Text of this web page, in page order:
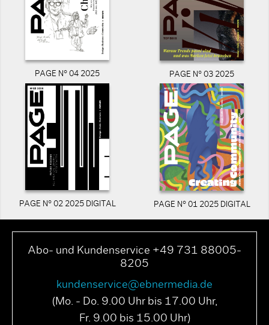
PAGE N° 04 2025 PAGE N° 03 2025
PAGE N° 02 2025 DIGITAL PAGE N° 01 2025 DIGITAL
Abo- und Kundenservice +49 731 88005-
8205
kundenservice@ebnermedia.de
(Mo. - Do. 9.00 Uhr bis 17.00 Uhr,
Fr. 9.00 bis 15.00 Uhr)